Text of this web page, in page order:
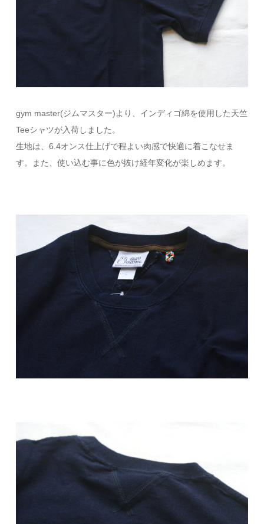
gym master(ジムマスター)より、インディゴ綿を使用した天竺
Teeシャツが入荷しました。
生地は、6.4オンス仕上げで程よい肉感で快適に着こなせま
す。また、使い込む事に色が抜け経年変化が楽しめます。